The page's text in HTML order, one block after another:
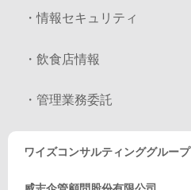
・情報セキュリティ
・飲食店情報
・管理業務委託
ワイズコンサルティンググループ